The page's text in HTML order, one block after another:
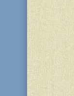
школе
Много